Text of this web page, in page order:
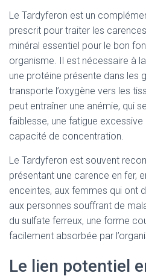
Le Tardyferon est un
prescrit pour traiter les
minéral essentiel pour le bon
organisme. Il est nécessaire à
une protéine présente dans les
transporte l’oxygène vers les
peut entraîner une anémie, qui
faiblesse, une fatigue
capacité de concentration.
Le Tardyferon est souvent
présentant une carence en fer,
enceintes, aux femmes qui ont
aux personnes souffrant de
du sulfate ferreux, une forme
facilement absorbée par
Le lien potentiel